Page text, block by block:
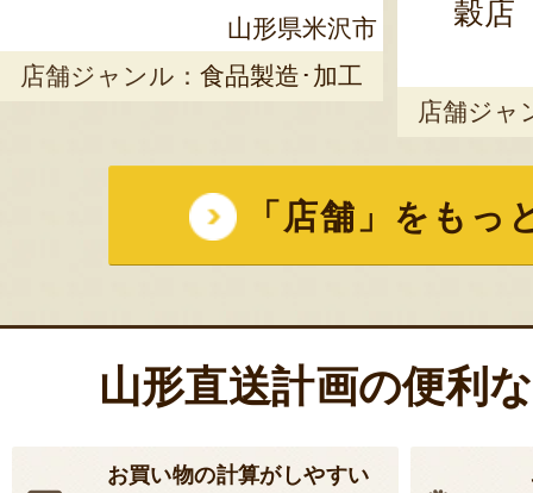
山形県米沢市
店舗ジャンル： 食品製造･加工
穀店
店舗ジャ
「店舗」をもっ
山形直送計画の便利
お買い物の計算がしやすい